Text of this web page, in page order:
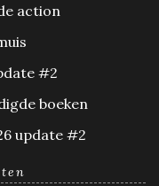
action
#2
boeken
update #2